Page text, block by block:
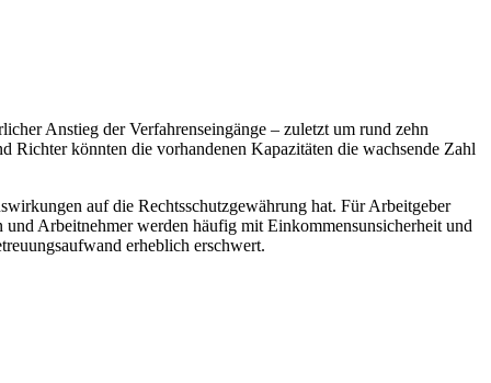
Anstieg der Verfahrenseingänge – zuletzt um rund zehn
Richter könnten die vorhandenen Kapazitäten die wachsende Zahl
auf die Rechtsschutzgewährung hat. Für Arbeitgeber
Arbeitnehmer werden häufig mit Einkommensunsicherheit und
erheblich erschwert.